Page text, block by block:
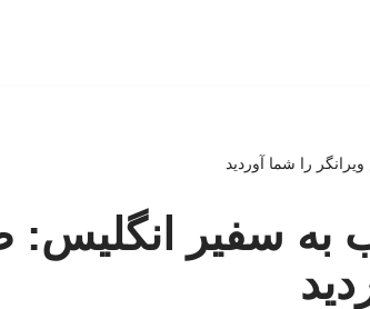
را شما آوردید
سفیر انگلیس: